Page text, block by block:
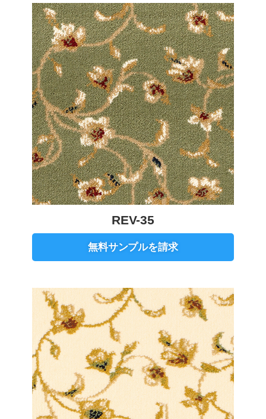
REV-35
無料サンプルを請求